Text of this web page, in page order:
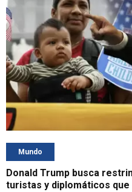
Mundo
Donald Trump busca
turistas y diplomáticos que